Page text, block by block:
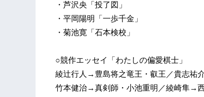
・芦沢央「投了図」
・平岡陽明「一歩千金」
・菊池寛「石本検校」
○競作エッセイ「わたしの偏愛棋士」
綾辻行人→豊島将之竜王・叡王／貴志祐
竹本健治→真剣師・小池重明／綾崎隼→